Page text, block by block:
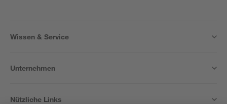
Wissen & Service
Unternehmen
Nützliche Links